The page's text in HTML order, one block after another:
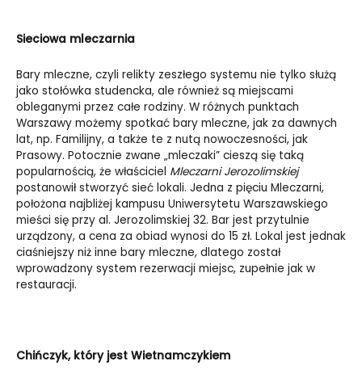
Sieciowa mleczarnia
Bary mleczne, czyli relikty zeszłego systemu nie tylko służą
jako stołówka studencka, ale również są miejscami
obleganymi przez całe rodziny. W różnych punktach
Warszawy możemy spotkać bary mleczne, jak za dawnych
lat, np. Familijny, a także te z nutą nowoczesności, jak
Prasowy. Potocznie zwane „mleczaki” cieszą się taką
popularnością, że właściciel Mleczarni Jerozolimskiej
postanowił stworzyć sieć lokali. Jedna z pięciu Mleczarni,
położona najbliżej kampusu Uniwersytetu Warszawskiego
mieści się przy al. Jerozolimskiej 32. Bar jest przytulnie
urządzony, a cena za obiad wynosi do 15 zł. Lokal jest jednak
ciaśniejszy niż inne bary mleczne, dlatego został
wprowadzony system rezerwacji miejsc, zupełnie jak w
restauracji.
Chińczyk, który jest Wietnamczykiem